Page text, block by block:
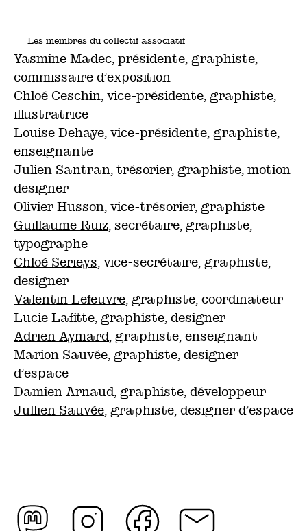
Les membres du collectif associatif
Yasmine Madec, présidente, graphiste,
commissaire d’exposition
Chloé Ceschin, vice-présidente, graphiste,
illustratrice
Louise Dehaye, vice-présidente, graphiste,
enseignante
Julien Santran, trésorier, graphiste, motion
designer
Olivier Husson, vice-trésorier, graphiste
Guillaume Ruiz, secrétaire, graphiste,
typographe
Chloé Serieys, vice-secrétaire, graphiste,
designer
Valentin Lefeuvre, graphiste, coordinateur
Lucie Lafitte, graphiste, designer
Adrien Aymard, graphiste, enseignant
Marion Sauvée, graphiste, designer
d’espace
Damien Arnaud, graphiste, développeur
Jullien Sauvée, graphiste, designer d’espace
Mastodon InstagramFacebook